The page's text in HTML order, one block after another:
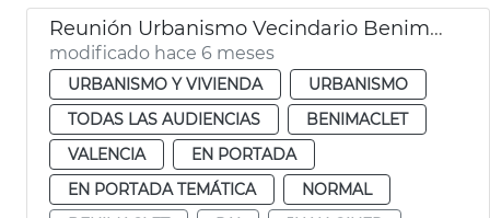
Reunión Urbanismo Vecindario Benimaclet PAI València
modificado hace 6 meses
URBANISMO Y VIVIENDA
URBANISMO
TODAS LAS AUDIENCIAS
BENIMACLET
VALENCIA
EN PORTADA
EN PORTADA TEMÁTICA
NORMAL